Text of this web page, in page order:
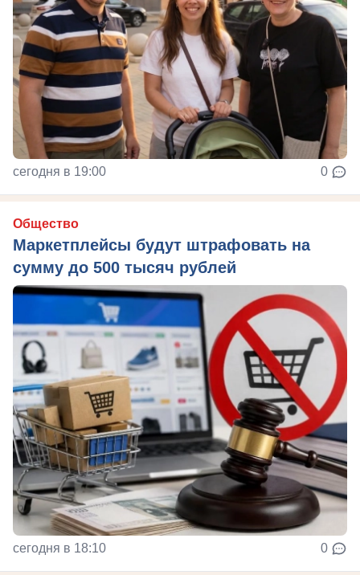
сегодня в 19:00 0
Общество
Маркетплейсы будут штрафовать на
сумму до 500 тысяч рублей
сегодня в 18:10 0